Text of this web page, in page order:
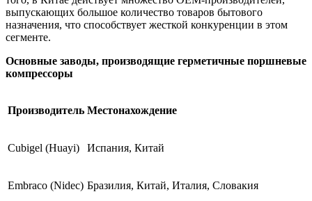
выпускающих большое количество товаров бытового
назначения, что способствует жесткой конкуренции в этом
сегменте.
Основные заводы, производящие герметичные поршневые
компрессоры
Производитель Местонахождение
Cubigel (Huayi) Испания, Китай
Embraco (Nidec) Бразилия, Китай, Италия, Словакия